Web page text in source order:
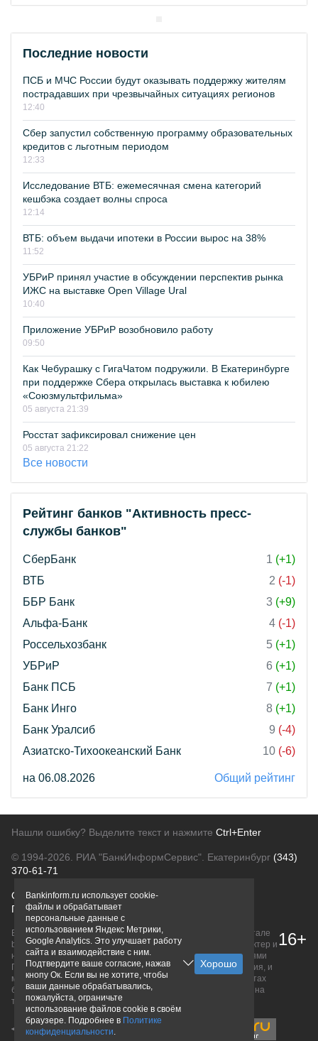
Последние новости
ПСБ и МЧС России будут оказывать поддержку жителям
пострадавших при чрезвычайных ситуациях регионов
12:40
Сбер запустил собственную программу образовательных
кредитов с льготным периодом
12:33
Исследование ВТБ: ежемесячная смена категорий
кешбэка создает волны спроса
12:14
ВТБ: объем выдачи ипотеки в России вырос на 38%
11:52
УБРиР принял участие в обсуждении перспектив рынка
ИЖС на выставке Open Village Ural
10:40
Приложение УБРиР возобновило работу
09:50
Как Чебурашку с ГигаЧатом подружили. В Екатеринбурге
при поддержке Сбера открылась выставка к юбилею
«Союзмультфильма»
05 августа 21:39
Росстат зафиксировал снижение цен
05 августа 21:22
Все новости
Рейтинг банков "Активность пресс-
службы банков"
СберБанк 1 (+1)
ВТБ
2 (-1)
ББР Банк
3 (+9)
Альфа-Банк
4 (-1)
Россельхозбанк
5 (+1)
УБРиР
6 (+1)
Банк ПСБ
7 (+1)
Банк Инго
8 (+1)
Банк Уралсиб
9 (-4)
Азиатско-Тихоокеанский Банк
10 (-6)
на 06.08.2026 Общий рейтинг
Нашли ошибку? Выделите текст и нажмите Ctrl+Enter
© 1994-2026. РИА "БанкИнформСервис". Екатеринбург (343)
370-61-71
О проектеПолитика конфиденциальности
Правовая информацияДля рекламодателей
Вся информация о продуктах банков, размещенная на портале
bankinform.ru, носит исключительно ознакомительный характер и
не является публичной офертой, определяемой положениями
ГК РФ. Информация не содержит точного и полного описания, и
может быть изменена. Конечные условия уточняйте на сайтах
банков или при личном обращении. Исключительное право на
товарные знаки принадлежит их правообладателям.
16+
Bankinform.ru использует cookie-
файлы и обрабатывает
персональные данные с
использованием Яндекс Метрики,
Google Analytics. Это улучшает работу
сайта и взаимодействие с ним.
Подтвердите ваше согласие, нажав
кнопу Ок. Если вы не хотите, чтобы
ваши данные обрабатывались,
пожалуйста, ограничьте
использование файлов cookie в своём
браузере. Подробнее в Политике
конфиденциальности.